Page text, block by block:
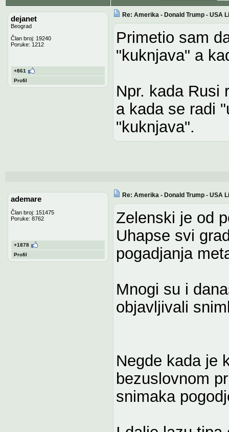
dejanet
Beograd
Član broj: 19240
Poruke: 1212
+861
Profil
Re: Amerika - Donald Trump - USA
Primetio sam
"kuknjava" a
Npr. kada Rusi
a kada se radi
"kuknjava".
ademare
Član broj: 151475
Poruke: 8762
+1878
Profil
Re: Amerika - Donald Trump - USA
Zelenski je od
Uhapse svi
pogadjanja
Mnogi su i
objavljivali
Negde kada je
bezuslovnom
snimaka